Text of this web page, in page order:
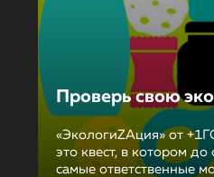
Проверь свою
«ЭкологиZAция» от
это квест, в котором
самые ответственные